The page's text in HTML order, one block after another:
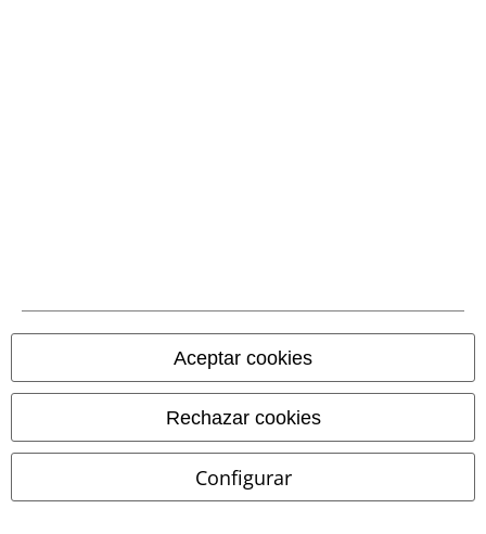
Aceptar cookies
Rechazar cookies
Configurar
Métodos de pago